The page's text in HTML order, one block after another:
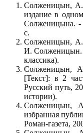
Солженицын,
издание в
Солженицына.
с.
Солженицын, А.
И. Солженицын.
классика).
Солженицын,
[Текст]: в 2
Русский путь,
истории).
Солженицын,
избранная
Роман-газета,